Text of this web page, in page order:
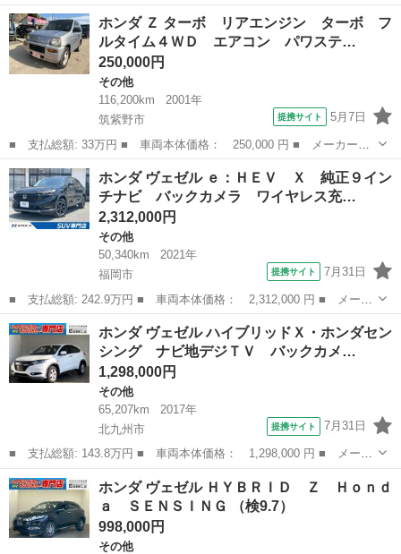
ー名： ホンダ ■ 車種名： ヴェゼル ■ グレード名： ｅ：ＨＥ
ＶＺ 純正ナビ フルセグ リアカメラ パワートランク ＬＫＡ
Ｓ 追従 ...
福岡 福岡市 その他
ホンダ Ｚ ターボ リアエンジン ターボ フ
ルタイム４ＷＤ エアコン パワステ…
250,000円
その他
116,200km
2001年
筑紫野市
提携サイト 5月7日
■ 支払総額: 33万円 ■ 車両本体価格： 250,000 円 ■ メーカー
名： ホンダ ■ 車種名： Ｚ ■ グレード名： ターボ リアエン
ジン ターボ フルタイム４ＷＤ エアコン パワステ 純正アルミ
■ 排気量： ...
福岡 筑紫野市 その他
ホンダ ヴェゼル ｅ：ＨＥＶ Ｘ 純正９イン
チナビ バックカメラ ワイヤレス充…
2,312,000円
その他
50,340km
2021年
福岡市
提携サイト 7月31日
■ 支払総額: 242.9万円 ■ 車両本体価格： 2,312,000 円 ■ メーカ
ー名： ホンダ ■ 車種名： ヴェゼル ■ グレード名： ｅ：ＨＥ
Ｖ Ｘ 純正９インチナビ バックカメラ ワイヤレス充電 衝突軽
減 レー...
福岡 福岡市 その他
ホンダ ヴェゼル ハイブリッドＸ・ホンダセン
シング ナビ地デジＴＶ バックカメ…
1,298,000円
その他
65,207km
2017年
北九州市
提携サイト 7月31日
■ 支払総額: 143.8万円 ■ 車両本体価格： 1,298,000 円 ■ メーカ
ー名： ホンダ ■ 車種名： ヴェゼル ■ グレード名： ハイブリ
ッドＸ・ホンダセンシング ナビ地デジＴＶ バックカメラ Ｂｌｕ
ｅｔｏｏ...
福岡 北九州市 その他
ホンダ ヴェゼル ＨＹＢＲＩＤ Ｚ Ｈｏｎｄ
ａ ＳＥＮＳＩＮＧ （検9.7）
998,000円
その他